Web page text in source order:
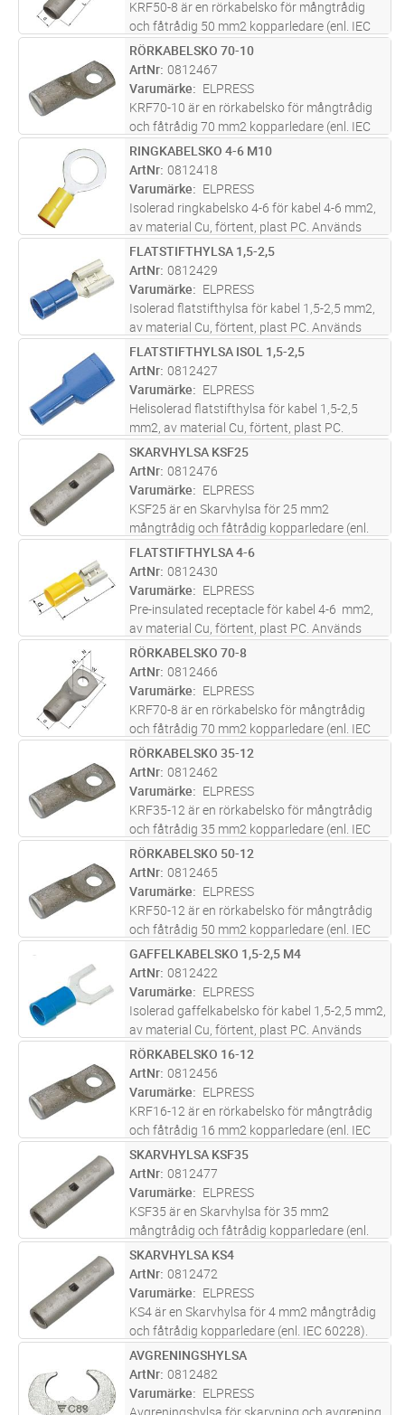
KRF50-8 är en rörkabelsko för mångtrådig
och fåtrådig 50 mm2 kopparledare (enl. IEC
60228) med ett M8 hål i plattan. KRF50-8 är
UL-godkänd. Material; 99,95% Cu / förtent
(Cu/Sn). Rekommenderat verkty
FP Lägg i kundvagn
RÖRKABELSKO 70-10
ArtNr 0812467
Varumärke
ELPRESS
KRF70-10 är en rörkabelsko för mångtrådig
och fåtrådig 70 mm2 kopparledare (enl. IEC
60228) med ett M10 hål i plattan. KRF70-10
är UL-godkänd. Material; 99,95% Cu / förtent
(Cu/Sn). Rekommenderat ver
FP Lägg i kundvagn
RINGKABELSKO 4-6 M10
ArtNr 0812418
Varumärke
ELPRESS
Isolerad ringkabelsko 4-6 för kabel 4-6 mm2,
av material Cu, förtent, plast PC. Används
med certifierade verktyget GSA0760
FP Lägg i kundvagn
FLATSTIFTHYLSA 1,5-2,5
ArtNr 0812429
Varumärke
ELPRESS
Isolerad flatstifthylsa för kabel 1,5-2,5 mm2,
av material Cu, förtent, plast PC. Används
med certifierade verktyget GSA0760
FP Lägg i kundvagn
FLATSTIFTHYLSA ISOL 1,5-2,5
ArtNr 0812427
Varumärke
ELPRESS
Helisolerad flatstifthylsa för kabel 1,5-2,5
mm2, av material Cu, förtent, plast PC.
Används med certifierade verktyget GSA0760
FP Lägg i kundvagn
SKARVHYLSA KSF25
ArtNr 0812476
Varumärke
ELPRESS
KSF25 är en Skarvhylsa för 25 mm2
mångtrådig och fåtrådig kopparledare (enl.
IEC 60228). KSF25 är tillverkat med ett
inspektionshåll och inv kabelstopp.
Rekommenderat verktyg; V600, V1300
(99,95% Cu...läs mer
FP Lägg i kundvagn
FLATSTIFTHYLSA 4-6
ArtNr 0812430
Varumärke
ELPRESS
Pre-insulated receptacle för kabel 4-6 mm2,
av material Cu, förtent, plast PC. Används
med certifierade verktyget GSA0760
FP Lägg i kundvagn
RÖRKABELSKO 70-8
ArtNr 0812466
Varumärke
ELPRESS
KRF70-8 är en rörkabelsko för mångtrådig
och fåtrådig 70 mm2 kopparledare (enl. IEC
60228) med ett M8 hål i plattan. KRF70-8 är
UL-godkänd. Material; 99,95% Cu / förtent
(Cu/Sn). Rekommenderat verkty
FP Lägg i kundvagn
RÖRKABELSKO 35-12
ArtNr 0812462
Varumärke
ELPRESS
KRF35-12 är en rörkabelsko för mångtrådig
och fåtrådig 35 mm2 kopparledare (enl. IEC
60228) med ett M12 hål i plattan. KRF35-12
är UL-godkänd. Material; 99,95% Cu / förtent
(Cu/Sn). Rekommenderat ver
FP Lägg i kundvagn
RÖRKABELSKO 50-12
ArtNr 0812465
Varumärke
ELPRESS
KRF50-12 är en rörkabelsko för mångtrådig
och fåtrådig 50 mm2 kopparledare (enl. IEC
60228) med ett M12 hål i plattan. KRF50-12
är UL-godkänd. Material; 99,95% Cu / förtent
(Cu/Sn). Rekommenderat ver
FP Lägg i kundvagn
GAFFELKABELSKO 1,5-2,5 M4
ArtNr 0812422
Varumärke
ELPRESS
Isolerad gaffelkabelsko för kabel 1,5-2,5 mm2,
av material Cu, förtent, plast PC. Används
med certifierade verktyget GSA0760
FP Lägg i kundvagn
RÖRKABELSKO 16-12
ArtNr 0812456
Varumärke
ELPRESS
KRF16-12 är en rörkabelsko för mångtrådig
och fåtrådig 16 mm2 kopparledare (enl. IEC
60228) med ett M12 hål i plattan. KRF16-12
är UL-godkänd. Material; 99,95% Cu / förtent
(Cu/Sn). Rekommenderat ver
FP Lägg i kundvagn
SKARVHYLSA KSF35
ArtNr 0812477
Varumärke
ELPRESS
KSF35 är en Skarvhylsa för 35 mm2
mångtrådig och fåtrådig kopparledare (enl.
IEC 60228). KSF35 är tillverkat med ett
inspektionshåll och inv kabelstopp.
Rekommenderat verktyg; V600, V1300
(99,95% Cu...läs mer
FP Lägg i kundvagn
SKARVHYLSA KS4
ArtNr 0812472
Varumärke
ELPRESS
KS4 är en Skarvhylsa för 4 mm2 mångtrådig
och fåtrådig kopparledare (enl. IEC 60228).
KS4 är tillverkat med ett inspektionshåll och
inv kabelstopp. Rekommenderat verktyg;
GWB4099, ES2258 (99,95% Cu /
FP Lägg i kundvagn
AVGRENINGSHYLSA
ArtNr 0812482
Varumärke
ELPRESS